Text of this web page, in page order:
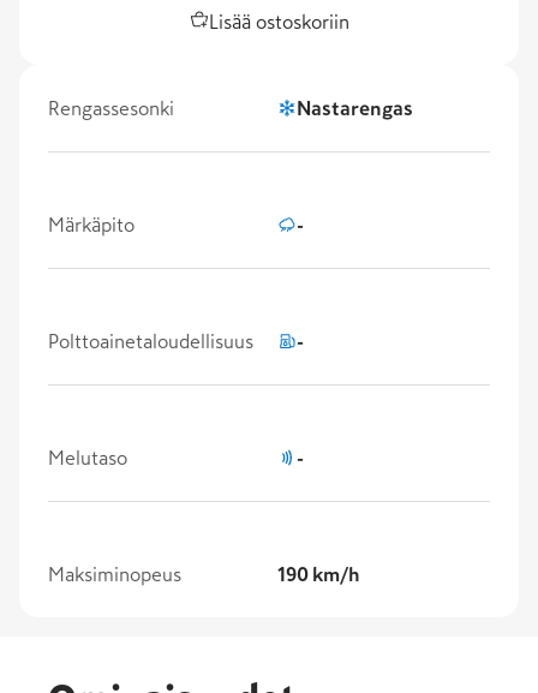
Lisää ostoskoriin
Rengassesonki Nastarengas
Märkäpito -
Polttoainetaloudellisuus -
Melutaso -
Maksiminopeus 190 km/h